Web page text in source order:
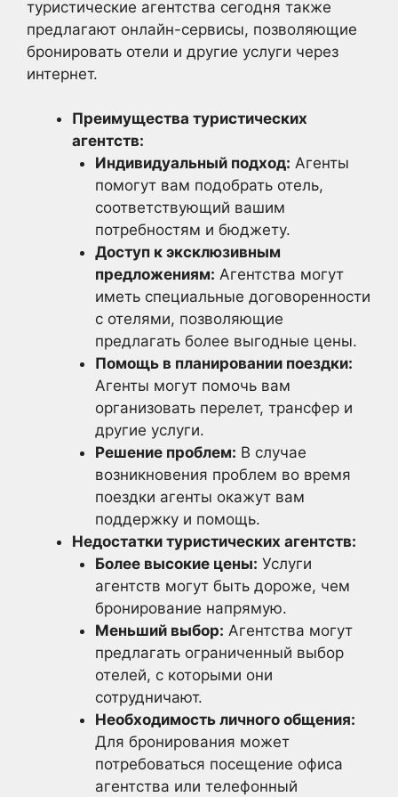
туристические агентства сегодня также
предлагают онлайн-сервисы, позволяющие
бронировать отели и другие услуги через
интернет.
Преимущества туристических
агентств:
Индивидуальный подход: Агенты
помогут вам подобрать отель,
соответствующий вашим
потребностям и бюджету.
Доступ к эксклюзивным
предложениям: Агентства могут
иметь специальные договоренности
с отелями, позволяющие
предлагать более выгодные цены.
Помощь в планировании поездки:
Агенты могут помочь вам
организовать перелет, трансфер и
другие услуги.
Решение проблем: В случае
возникновения проблем во время
поездки агенты окажут вам
поддержку и помощь.
Недостатки туристических агентств:
Более высокие цены: Услуги
агентств могут быть дороже, чем
бронирование напрямую.
Меньший выбор: Агентства могут
предлагать ограниченный выбор
отелей, с которыми они
сотрудничают.
Необходимость личного общения:
Для бронирования может
потребоваться посещение офиса
агентства или телефонный